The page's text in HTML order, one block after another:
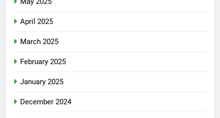
April 2025
March 2025
February 2025
January 2025
December 2024